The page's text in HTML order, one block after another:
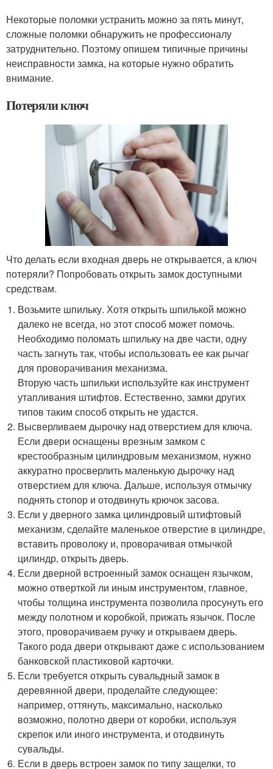
Некоторые поломки устранить можно за пять минут,
сложные поломки обнаружить не профессионалу
затруднительно. Поэтому опишем типичные причины
неисправности замка, на которые нужно обратить
внимание.
Потеряли ключ
Что делать если входная дверь не открывается, а ключ
потеряли? Попробовать открыть замок доступными
средствам.
Возьмите шпильку. Хотя открыть шпилькой можно
далеко не всегда, но этот способ может помочь.
Необходимо поломать шпильку на две части, одну
часть загнуть так, чтобы использовать ее как рычаг
для проворачивания механизма.
Вторую часть шпильки используйте как инструмент
утапливания штифтов. Естественно, замки других
типов таким способ открыть не удастся.
Высверливаем дырочку над отверстием для ключа.
Если двери оснащены врезным замком с
крестообразным цилиндровым механизмом, нужно
аккуратно просверлить маленькую дырочку над
отверстием для ключа. Дальше, используя отмычку
поднять стопор и отодвинуть крючок засова.
Если у дверного замка цилиндровый штифтовый
механизм, сделайте маленькое отверстие в цилиндре,
вставить проволоку и, проворачивая отмычкой
цилиндр, открыть дверь.
Если дверной встроенный замок оснащен язычком,
можно отверткой ли иным инструментом, главное,
чтобы толщина инструмента позволила просунуть его
между полотном и коробкой, прижать язычок. После
этого, проворачиваем ручку и открываем дверь.
Такого рода двери открывают даже с использованием
банковской пластиковой карточки.
Если требуется открыть сувальдный замок в
деревянной двери, проделайте следующее:
например, оттянуть, максимально, насколько
возможно, полотно двери от коробки, используя
скрепок или иного инструмента, и отодвинуть
сувальды.
Если в дверь встроен замок по типу защелки, то